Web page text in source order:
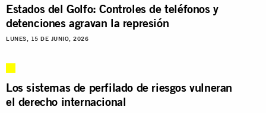
Estados del Golfo: Controles de teléfonos y
detenciones agravan la represión
LUNES, 15 DE JUNIO, 2026
Los sistemas de perfilado de riesgos vulneran
el derecho internacional